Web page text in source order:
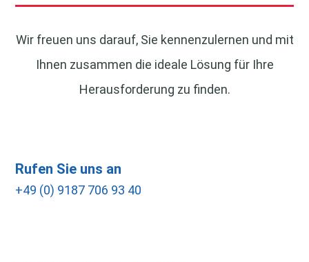
Wir freuen uns darauf, Sie kennenzulernen und mit
Ihnen zusammen die ideale Lösung für Ihre
Herausforderung zu finden.
Rufen Sie uns an
+49 (0) 9187 706 93 40